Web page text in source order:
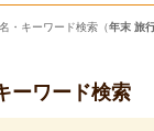
・キーワード検索（年末 旅
ーワード検索